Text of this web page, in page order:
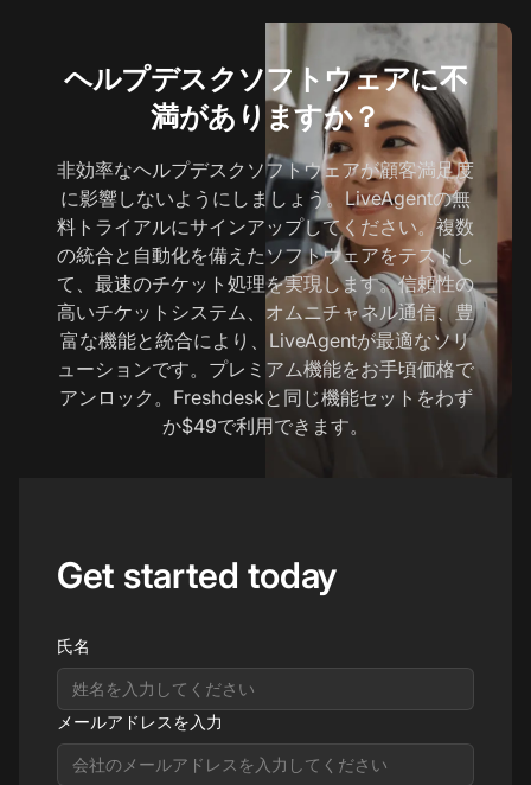
ヘルプデスクソフトウェアに不
満がありますか？
非効率なヘルプデスクソフトウェアが顧客満足度
に影響しないようにしましょう。LiveAgentの無
料トライアルにサインアップしてください。複数
の統合と自動化を備えたソフトウェアをテストし
て、最速のチケット処理を実現します。信頼性の
高いチケットシステム、オムニチャネル通信、豊
富な機能と統合により、LiveAgentが最適なソリ
ューションです。プレミアム機能をお手頃価格で
アンロック。Freshdeskと同じ機能セットをわず
か$49で利用できます。
Get started today
氏名
メールアドレスを入力